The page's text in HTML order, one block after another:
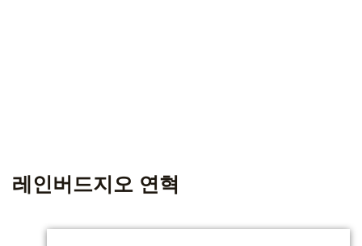
레인버드지오 연혁